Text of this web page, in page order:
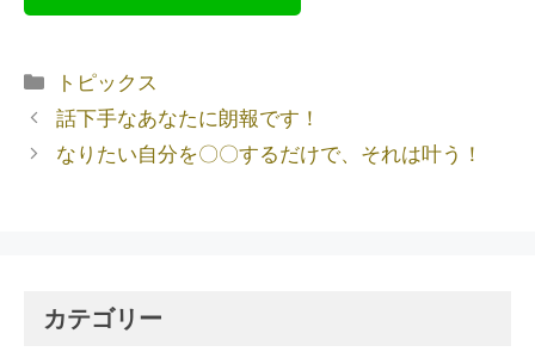
トピックス
話下手なあなたに朗報です！
なりたい自分を〇〇するだけで、それは叶う！
カテゴリー